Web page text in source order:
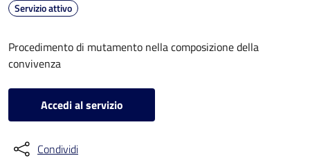
Servizio attivo
Procedimento di mutamento nella composizione della
convivenza
Accedi al servizio
Condividi